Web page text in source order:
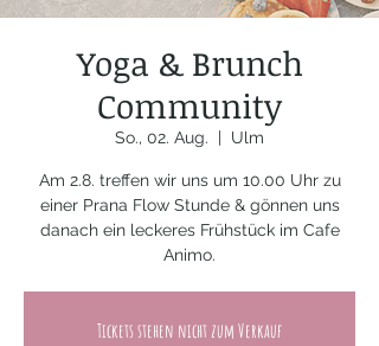
Yoga & Brunch
Community
So., 02. Aug.
  |
Ulm
Am 2.8. treffen wir uns um 10.00 Uhr zu
einer Prana Flow Stunde & gönnen uns
danach ein leckeres Frühstück im Cafe
Animo.
Tickets stehen nicht zum Verkauf